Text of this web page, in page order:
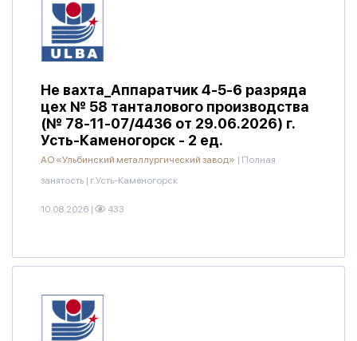
Не вахта_Аппаратчик 4-5-6 разряда
цех № 58 танталового производства
(№ 78-11-07/4436 от 29.06.2026) г.
Усть-Каменогорск - 2 ед.
АО «Ульбинский металлургический завод» | Полная
занятость | г.Усть-Каменогорск
10.08.2026 | 433